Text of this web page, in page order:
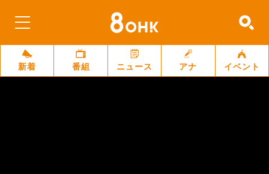
新着 番組 ニュース アナ イベント